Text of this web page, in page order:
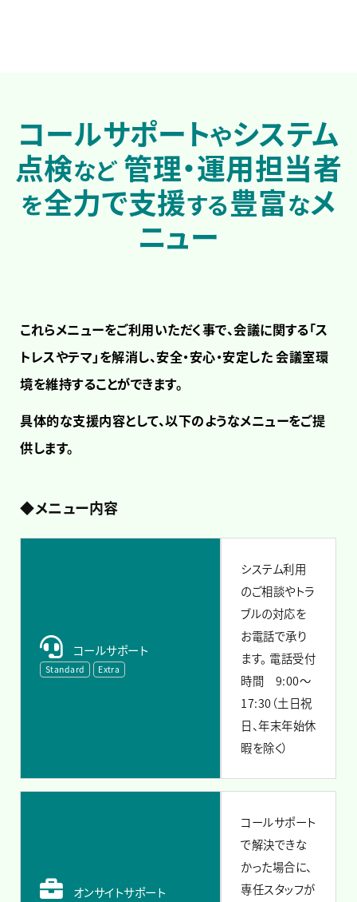
コールサポートやシステム
点検など管理・運用担当者
を全力で支援する豊富なメ
ニュー
これらメニューをご利用いただく事で、会議に関する「ス
トレスやテマ」を解消し、安全・安心・安定した会議室環
境を維持することができます。
具体的な支援内容として、以下のようなメニューをご提
供します。
◆メニュー内容
コールサポート
Standard Extra
システム利用
のご相談やトラ
ブルの対応を
お電話で承り
ます。 電話受付
時間 9:00～
17:30（土日祝
日、年末年始休
暇を除く）
オンサイトサポート
コールサポート
で解決できな
かった場合に、
専任スタッフが